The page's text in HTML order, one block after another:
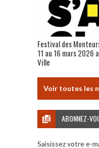
Festival des
11 au 16 mars 2026
Ville
Voir toutes les
ABONNEZ-
Saisissez votre e-